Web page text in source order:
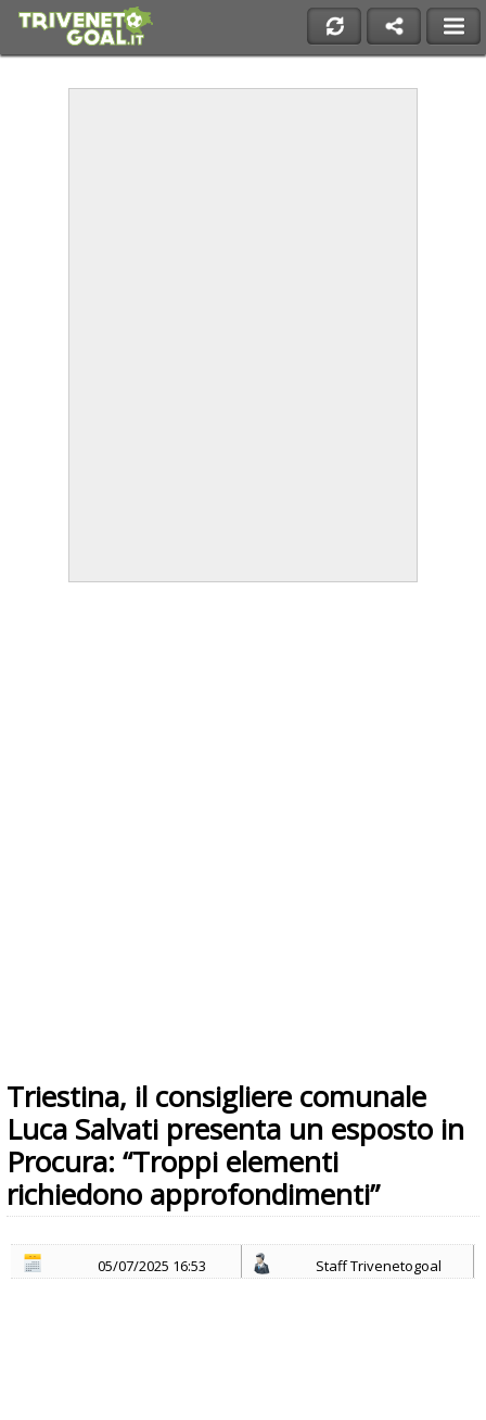
Triestina, il consigliere comunale
Luca Salvati presenta un esposto in
Procura: “Troppi elementi
richiedono approfondimenti”
05/07/2025 16:53 Staff Trivenetogoal